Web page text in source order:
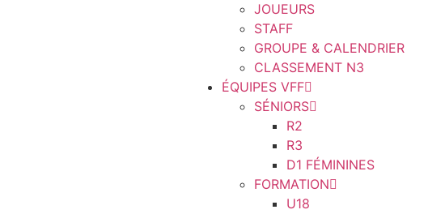
JOUEURS
STAFF
GROUPE & CALENDRIER
CLASSEMENT N3
ÉQUIPES VFF
SÉNIORS
R2
R3
D1 FÉMININES
FORMATION
U18